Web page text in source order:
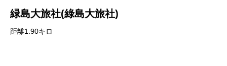
緑島大旅社(綠島大旅社)
距離1.90キロ